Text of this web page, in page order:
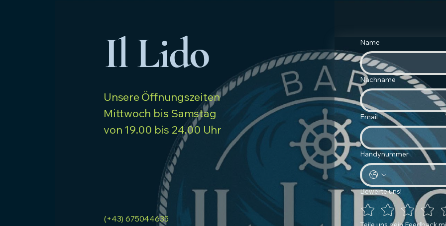
Il Lido
Unsere Öffnungszeiten
Mittwoch bis Samstag
von 19.00 bis 24.00 Uhr
(+43) 675044635
Name
Nachname
Email
Handynummer
Bewerte uns!